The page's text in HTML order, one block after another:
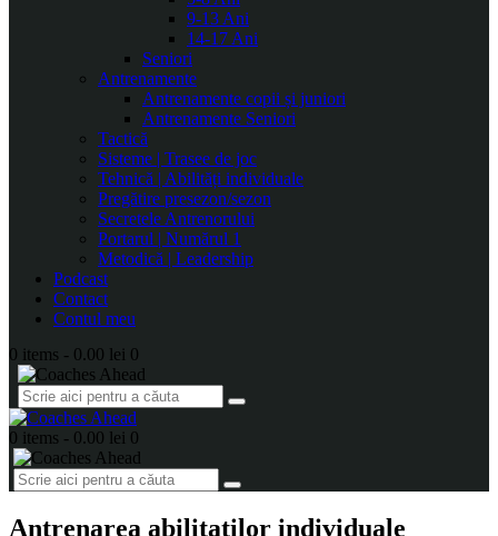
9-13 Ani
14-17 Ani
Seniori
Antrenamente
Antrenamente copii și juniori
Antrenamente Seniori
Tactică
Sisteme | Trasee de joc
Tehnică | Abilități individuale
Pregătire presezon/sezon
Secretele Antrenorului
Portarul | Numărul 1
Metodică | Leadership
Podcast
Contact
Contul meu
0 items - 0.00 lei 0
0 items - 0.00 lei 0
Antrenarea abilitatilor individuale